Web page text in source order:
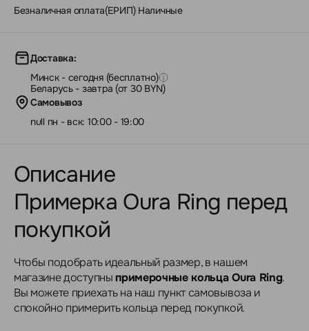
Безналичная оплата(ЕРИП)| Наличные
Доставка:
Минск - сегодня (бесплатно)
Беларусь - завтра (от 30 BYN)
Самовывоз
null пн - вск: 10:00 - 19:00
Описание
Примерка Oura Ring перед
покупкой
Чтобы подобрать идеальный размер, в нашем
магазине доступны примерочные кольца Oura Ring.
Вы можете приехать на наш пункт самовывоза и
спокойно примерить кольца перед покупкой.